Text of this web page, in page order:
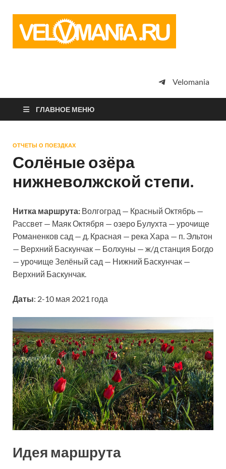
просто
Velomania
ГЛАВНОЕ МЕНЮ
ОТЧЕТЫ О ПОЕЗДКАХ
Солёные озёра
нижневолжской степи.
Нитка маршрута: Волгоград — Красный Октябрь —
Рассвет — Маяк Октября — озеро Булухта — урочище
Романенков сад — д. Красная — река Хара — п. Эльтон
— Верхний Баскунчак — Болхуны — ж/д станция Богдо
— урочище Зелёный сад — Нижний Баскунчак —
Верхний Баскунчак.
Даты: 2-10 мая 2021 года
Идея маршрута